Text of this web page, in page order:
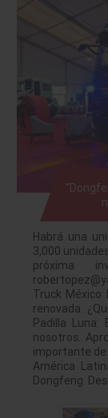
Habrá una
3,000
próxima
Truck México
renovada.
Padilla
nosotros.
importante
América
Dongfeng.